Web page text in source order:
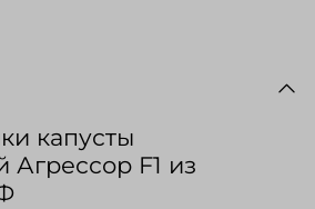
капусты
Агрессор F1 из